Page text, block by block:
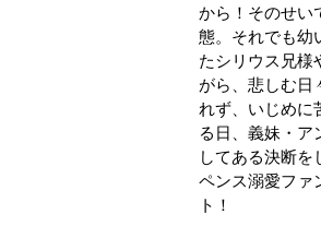
から！そのせい
態。それでも幼
たシリウス兄様
がら、悲しむ日
れず、いじめに
る日、義妹・ア
してある決断
ペンス溺愛ファ
ト！